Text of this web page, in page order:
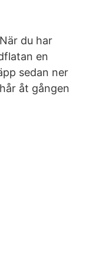
du har
en
sedan ner
åt gången